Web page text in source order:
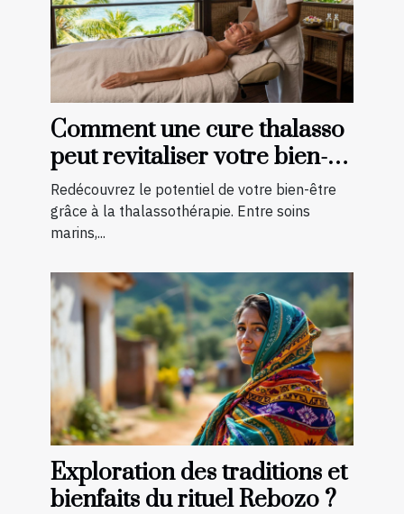
Comment une cure thalasso
peut revitaliser votre bien-
être ?
Redécouvrez le potentiel de votre bien-être
grâce à la thalassothérapie. Entre soins
marins,...
Exploration des traditions et
bienfaits du rituel Rebozo ?